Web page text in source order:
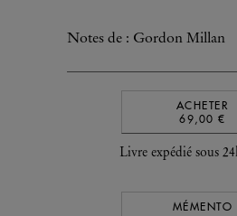
Notes de : Gordon Millan
ACHETER
69,00 €
Livre expédié sous
MÉMENTO